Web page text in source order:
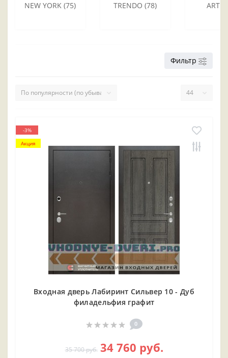
NEW YORK (75) TRENDO (78) ART
Фильтр
-3%
Акция
Входная дверь Лабиринт Сильвер 10 - Дуб
филадельфия графит
0
35 700 руб. 34 760 руб.